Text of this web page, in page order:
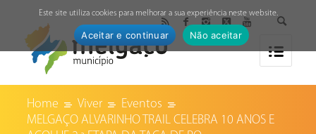
Home Viver
Eventos
MELGAÇO ALVARINHO TRAIL CELEBRA 10 ANOS E
Este site utiliza cookies para melhorar a sua experiência neste website.
Aceitar e continuar Não aceitar